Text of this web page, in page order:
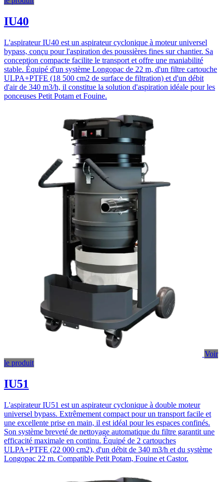
IU40
L'aspirateur IU40 est un aspirateur cyclonique à moteur universel
bypass, conçu pour l'aspiration des poussières fines sur chantier. Sa
conception compacte facilite le transport et offre une maniabilité
stable. Équipé d'un système Longopac de 22 m, d'un filtre cartouche
ULPA+PTFE (18 500 cm2 de surface de filtration) et d'un débit
d'air de 340 m3/h, il constitue la solution d'aspiration idéale pour les
ponceuses Petit Potam et Fouine.
Voir
le produit
IU51
L'aspirateur IU51 est un aspirateur cyclonique à double moteur
universel bypass. Extrêmement compact pour un transport facile et
une excellente prise en main, il est idéal pour les espaces confinés.
Son système breveté de nettoyage automatique du filtre garantit une
efficacité maximale en continu. Équipé de 2 cartouches
ULPA+PTFE (22 000 cm2), d'un débit de 340 m3/h et du système
Longopac 22 m. Compatible Petit Potam, Fouine et Castor.